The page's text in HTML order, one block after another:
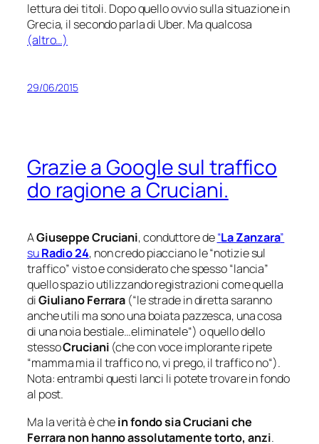
lettura dei titoli. Dopo quello ovvio sulla situazione in
Grecia, il secondo parla di Uber. Ma qualcosa
(altro…)
29/06/2015
Grazie a Google sul traffico
do ragione a Cruciani.
AGiuseppe Cruciani, conduttore de“La Zanzara”
suRadio 24, non credo piacciano le “notizie sul
traffico” visto e considerato che spesso “lancia”
quello spazio utilizzando registrazioni come quella
diGiuliano Ferrara (“le strade in diretta saranno
anche utili ma sono una boiata pazzesca, una cosa
di una noia bestiale…eliminatele“) o quello dello
stessoCruciani (che con voce implorante ripete
“mamma mia il traffico no, vi prego, il traffico no“).
Nota: entrambi questi lanci li potete trovare in fondo
al post.
Ma la verità è chein fondo sia Cruciani che
Ferrara non hanno assolutamente torto, anzi.